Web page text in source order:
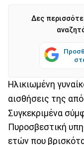
Δες
Ηλικιωμένη
αισθήσεις της
Συγκεκριμένα
Πυροσβεστική
ετών που